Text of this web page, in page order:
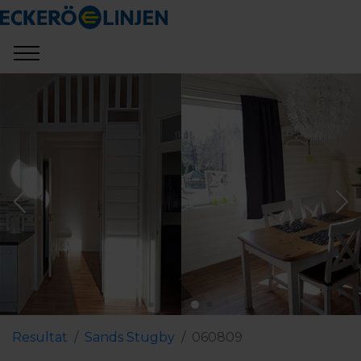
Resultat Sands Stugby 060809